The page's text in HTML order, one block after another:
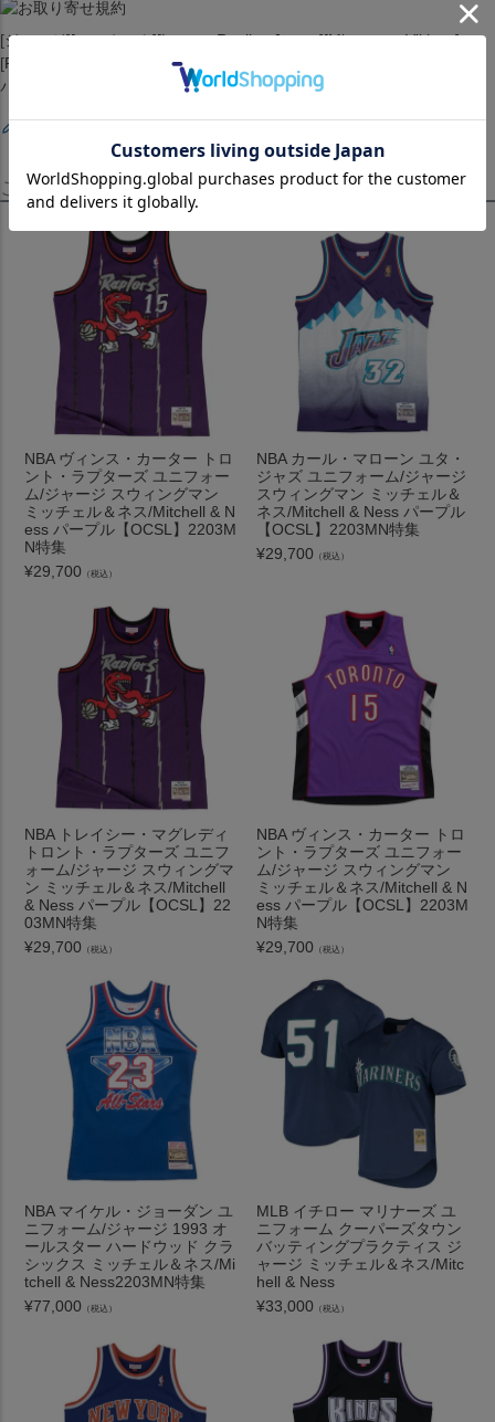
[ジャージ][ユニホーム][Legacy Replica Jersey][Minnesota Vikings]
[Fran Tarkenton #10][Purple][アメリカンフットボール アメフト][MIN/
バイクス]
この商品を見たお客様はこちらも見ています！
NBA ヴィンス・カーター トロ
ント・ラプターズ ユニフォー
ム/ジャージ スウィングマン
ミッチェル＆ネス/Mitchell & N
ess パープル【OCSL】2203M
N特集
¥29,700 （税込）
NBA カール・マローン ユタ・
ジャズ ユニフォーム/ジャージ
スウィングマン ミッチェル＆
ネス/Mitchell & Ness パープル
【OCSL】2203MN特集
¥29,700 （税込）
NBA トレイシー・マグレディ
トロント・ラプターズ ユニフ
ォーム/ジャージ スウィングマ
ン ミッチェル＆ネス/Mitchell
& Ness パープル【OCSL】22
03MN特集
¥29,700 （税込）
NBA ヴィンス・カーター トロ
ント・ラプターズ ユニフォー
ム/ジャージ スウィングマン
ミッチェル＆ネス/Mitchell & N
ess パープル【OCSL】2203M
N特集
¥29,700 （税込）
NBA マイケル・ジョーダン ユ
ニフォーム/ジャージ 1993 オ
ールスター ハードウッド クラ
シックス ミッチェル＆ネス/Mi
tchell & Ness2203MN特集
¥77,000 （税込）
MLB イチロー マリナーズ ユ
ニフォーム クーパーズタウン
バッティングプラクティス ジ
ャージ ミッチェル＆ネス/Mitc
hell & Ness
¥33,000 （税込）